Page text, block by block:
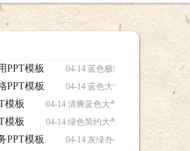
PPT模板 04-14 蓝色极简大气商务通用
PPT模板 04-14 蓝色大气简约商务风格
模板 04-14 清爽蓝色大气商务PPT模板，清
模板 04-14 绿色简约大气商务PPT模板，绿
PPT模板 04-14 灰绿办公大厦大气商务